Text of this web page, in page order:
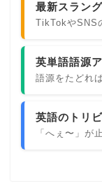
最新スラン
TikTokやSNS
英単語語源
語源をたどれ
英語のトリ
「へぇ〜」が